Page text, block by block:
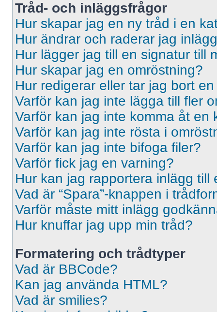
Tråd- och inläggsfrågor
Hur skapar jag en ny tråd i en
Hur ändrar och raderar jag
Hur lägger jag till en signatur till
Hur skapar jag en omröstning?
Hur redigerar eller tar jag bort
Varför kan jag inte lägga till fler
Varför kan jag inte komma åt en
Varför kan jag inte rösta i
Varför kan jag inte bifoga filer?
Varför fick jag en varning?
Hur kan jag rapportera inlägg till
Vad är “Spara”-knappen i
Varför måste mitt inlägg
Hur knuffar jag upp min tråd?
Formatering och trådtyper
Vad är BBCode?
Kan jag använda HTML?
Vad är smilies?